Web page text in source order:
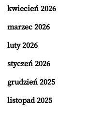
kwiecień 2026
marzec 2026
luty 2026
styczeń 2026
grudzień 2025
listopad 2025